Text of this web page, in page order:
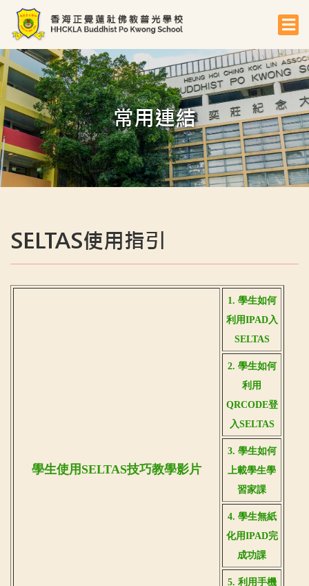
常用連結
SELTAS使用指引
學生使用SELTAS技巧教學影片
1. 學生如何
利用IPAD入
SELTAS
2. 學生如何
利用
QRCODE登
入SELTAS
3. 學生如何
上載學生學
習家課
4. 學生無紙
化用IPAD完
成功課
5. 利用手機